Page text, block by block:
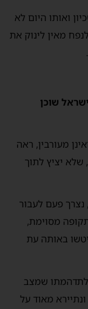
ואותו היום לא
מאין לינוק את
שוכן
מעורבין, ראה
שלא יציץ לתוך
נצרך פעם לעבור
מסוימת,
באותה עת
לתדהמתו שמצב
מאוד על